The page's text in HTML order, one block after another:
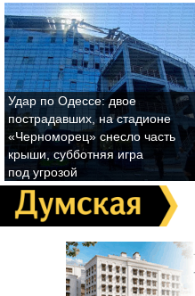
Удар по Одессе: двое
пострадавших, на стадионе
«Черноморец» снесло часть
крыши, субботняя игра
под угрозой